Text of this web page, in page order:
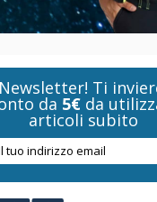
Ti
da 5€ da
articoli subito